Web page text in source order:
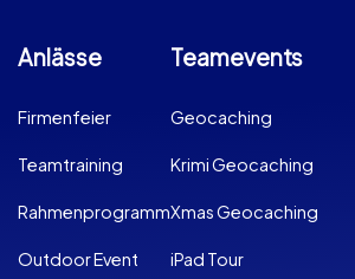
Anlässe
Firmenfeier
Teamtraining
Rahmenprogramm
Outdoor Event
Teamevents
Geocaching
Krimi Geocaching
Xmas Geocaching
iPad Tour